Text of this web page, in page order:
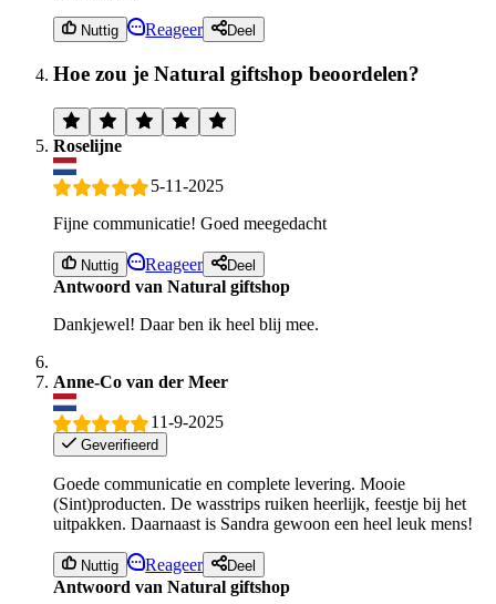
Nuttig Reageer Deel
Hoe zou je Natural giftshop beoordelen?
Roselijne
5-11-2025
Fijne communicatie! Goed meegedacht
Nuttig Reageer Deel
Antwoord van Natural giftshop
Dankjewel! Daar ben ik heel blij mee.
Anne-Co van der Meer
11-9-2025
Geverifieerd
Goede communicatie en complete levering. Mooie
(Sint)producten. De wasstrips ruiken heerlijk, feestje bij het
uitpakken. Daarnaast is Sandra gewoon een heel leuk mens!
Nuttig Reageer Deel
Antwoord van Natural giftshop